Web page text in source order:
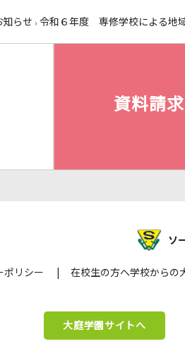
らせ › 令和６年度 専修学校による地
資料請
ポリシー 在校生の方へ学校からの
大庭学園サイトへ